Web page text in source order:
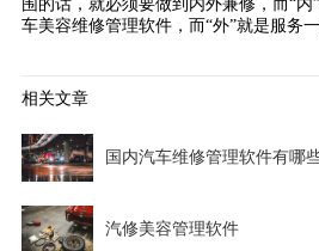
围的话，就必须要做到内外兼修，而“内
车美容维修管理软件，而“外”就是服务
相关文章
国内汽车维修管理软件有哪
汽修美容管理软件